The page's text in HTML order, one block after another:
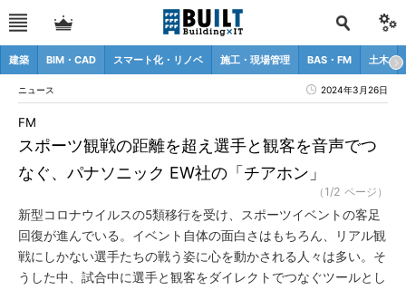
建築 BIM・CAD スマート化・リノベ 施工・現場管理 BAS・FM 土木
ニュース 2024年3月26日
スポーツ観戦の距離を超え選手と観客を音声でつ
なぐ、パナソニック EW社の「チアホン」
FM
（1/2 ページ）
新型コロナウイルスの5類移行を受け、スポーツイベントの客足
回復が進んでいる。イベント自体の面白さはもちろん、リアル観
戦にしかない選手たちの戦う姿に心を動かされる人々は多い。そ
うした中、試合中に選手と観客をダイレクトでつなぐツールとし